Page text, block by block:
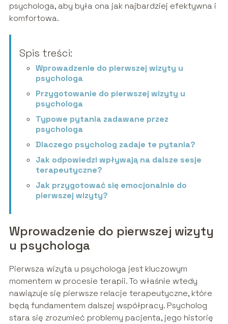
psychologa, aby była ona jak najbardziej efektywna i
komfortowa.
Spis treści:
Wprowadzenie do pierwszej wizyty u
psychologa
Przygotowanie do pierwszej wizyty u
psychologa
Typowe pytania zadawane przez
psychologa
Dlaczego psycholog zadaje te pytania?
Jak odpowiedzi wpływają na dalsze sesje
terapeutyczne?
Jak przygotować się emocjonalnie do
pierwszej wizyty?
Wprowadzenie do pierwszej wizyty
u psychologa
Pierwsza wizyta u psychologa jest kluczowym
momentem w procesie terapii. To właśnie wtedy
nawiązuje się pierwsze relacje terapeutyczne, które
będą fundamentem dalszej współpracy. Psycholog
stara się zrozumieć problemy pacjenta, jego historię